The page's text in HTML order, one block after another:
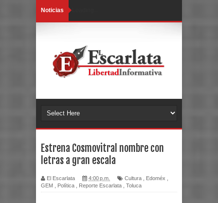
Noticias
Estrena Cosmovitral nombre con
letras a gran escala
El Escarlata 4:00 p.m. Cultura Edoméx
GEM
Política Reporte Escarlata Toluca